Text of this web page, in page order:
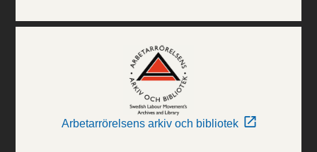
Arbetarrörelsens arkiv och bibliotek